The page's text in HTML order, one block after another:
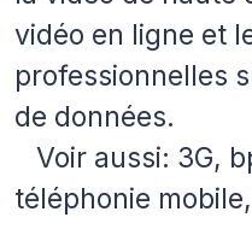
vidéo en ligne et
professionnelles
de données.
Voir aussi: 3G,
téléphonie